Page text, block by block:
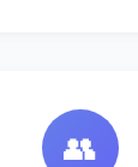
👥